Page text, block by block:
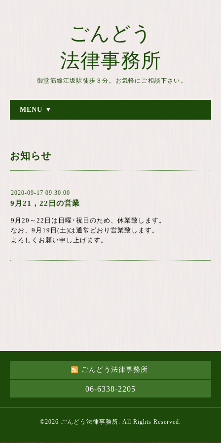
ごんどう
法律事務所
御堂筋線江坂駅徒歩３分。お気軽にご相談下さい。
MENU ▼
お知らせ
2020-09-17 09:30:00
9月21，22日の営業
9月20～22日は日曜･祝日のため、休業致します。
なお、9月19日(土)は通常どおり営業致します。
よろしくお願い申し上げます。
ごんどう法律事務所
06-6338-2205
©2026 ごんどう法律事務所. All Rights Reserved.